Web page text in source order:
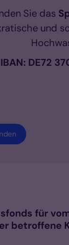
Sie das
und
IBAN: DE72
für
betroffene